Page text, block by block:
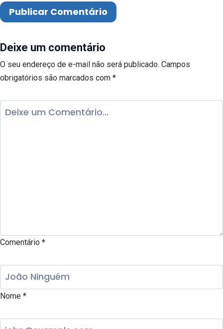
Deixe um comentário
O seu endereço de e-mail não será publicado. Campos
obrigatórios são marcados com *
Comentário *
Nome *